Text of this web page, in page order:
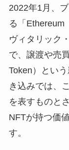
2022年1月、
る「Ethereum
ヴィタリック
で、譲渡や売
Token）とい
き込みでは、
を表すものと
NFTが持つ価
す。